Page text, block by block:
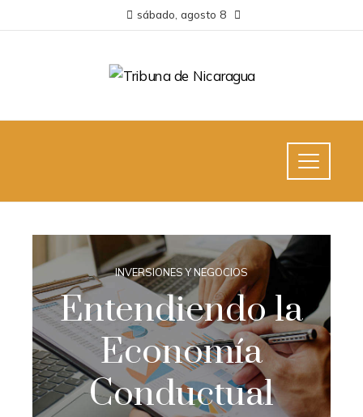
sábado, agosto 8
INVERSIONES Y NEGOCIOS
Entendiendo la
Economía
Conductual